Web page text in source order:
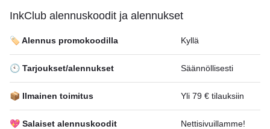
InkClub alennuskoodit ja alennukset
🏷️ Alennus promokoodilla Kyllä
🕙 Tarjoukset/alennukset Säännöllisesti
📦 Ilmainen toimitus Yli 79 € tilauksiin
💖 Salaiset alennuskoodit Nettisivuillamme!